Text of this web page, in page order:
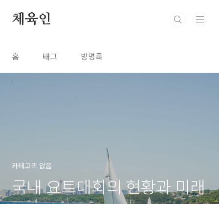
체육인
홈 태그 방명록
카테고리 없음
국내 요트대회의 현황과 미래